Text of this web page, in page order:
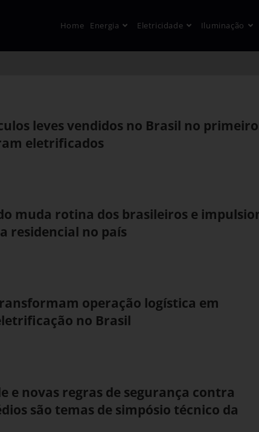
Home Energia Eletricidade Iluminação
leves vendidos no Brasil no primeiro
eletrificados
muda rotina dos brasileiros e
residencial no país
operação logística em
no Brasil
e novas regras de segurança contra
são temas de simpósio técnico da